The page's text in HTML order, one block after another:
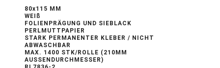
80x115 MM
WEIß
FOLIENPRÄGUNG UND SIEBLACK
PERLMUTTPAPIER
STARK PERMANENTER KLEBER / NICHT
ABWASCHBAR
MAX. 1400 STK/ROLLE (210MM
AUSSENDURCHMESSER)